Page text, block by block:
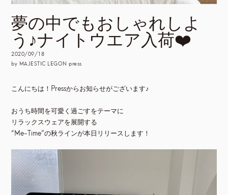
夢の中でもおしゃれしよ
う♪ナイトウエア入荷❤️
2020/09/18
by MAJESTIC LEGON press
こんにちは！Pressからお知らせがございます♪
おうち時間を可愛く過ごすをテーマに
リラックスウェアを展開する
“Me-Time”の秋ラインが本日リリースします！